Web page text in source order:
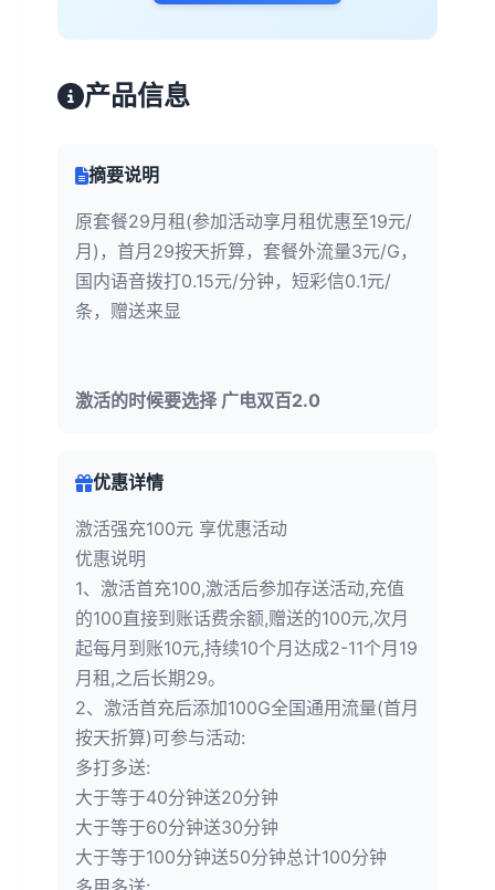
产品信息
摘要说明
原套餐29月租(参加活动享月租优惠至19元/
月)，首月29按天折算，套餐外流量3元/G，
国内语音拨打0.15元/分钟，短彩信0.1元/
条，赠送来显
激活的时候要选择 广电双百2.0
优惠详情
激活强充100元 享优惠活动
优惠说明
1、激活首充100,激活后参加存送活动,充值
的100直接到账话费余额,赠送的100元,次月
起每月到账10元,持续10个月达成2-11个月19
月租,之后长期29。
2、激活首充后添加100G全国通用流量(首月
按天折算)可参与活动:
多打多送:
大于等于40分钟送20分钟
大于等于60分钟送30分钟
大于等于100分钟送50分钟总计100分钟